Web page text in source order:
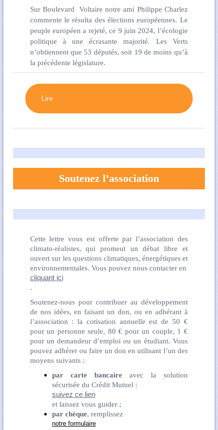
Sur Boulevard Voltaire notre ami Philippe Charlez
commente le résulta des élections européennes. Le
peuple européen a rejeté, ce 9 juin 2024, l’écologie
politique à une écrasante majorité. Les Verts
n’obtiennent que 53 députés, soit 19 de moins qu’à
la précédente législature.
Lire
Soutenez l’association
Cette lettre vous est offerte par l’association des
climato-réalistes, qui promeut un débat libre et
ouvert sur les questions climatiques, énergétiques et
environnementales. Vous pouvez nous contacter en
cliquant ici
.
Soutenez-nous pour contribuer au développement
de nos idées, en faisant un don, ou en adhérant à
l’association : la cotisation annuelle est de 50 €
pour un personne seule, 80 € pour un couple, 1 €
pour un demandeur d’emploi ou un étudiant. Vous
pouvez adhérer ou faire un don en utilisant l’un des
moyens suivants :
par carte bancaireavec la solution
sécurisée du Crédit Mutuel :
suivez ce lien
et laissez vous guider ;
par chèque, remplissez
notre formulaire